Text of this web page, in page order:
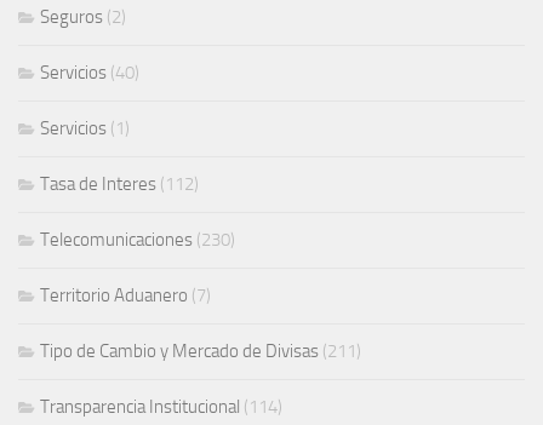
Seguros (2)
Servicios (40)
Servicios (1)
Tasa de Interes (112)
Telecomunicaciones (230)
Territorio Aduanero (7)
Tipo de Cambio y Mercado de Divisas (211)
Transparencia Institucional (114)